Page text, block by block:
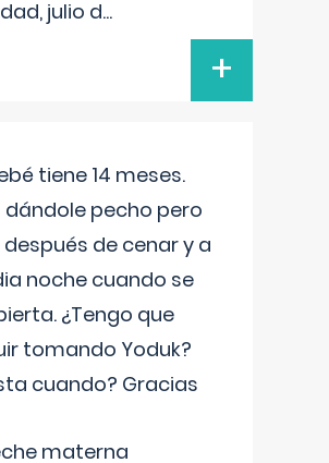
julio d...
+
tiene 14 meses.
dándole pecho pero
de cenar y a
noche cuando se
¿Tengo que
tomando Yoduk?
cuando? Gracias
materna